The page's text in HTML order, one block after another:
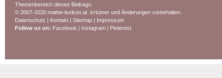
Themenbereich dieses Beitrags:
© 2007-2020 mathe-lexikon.at. Irrtümer und Änderungen vorbehalten.
Datenschutz | Kontakt | Sitemap | Impressum
Follow us on: Facebook | Instagram | Pinterest